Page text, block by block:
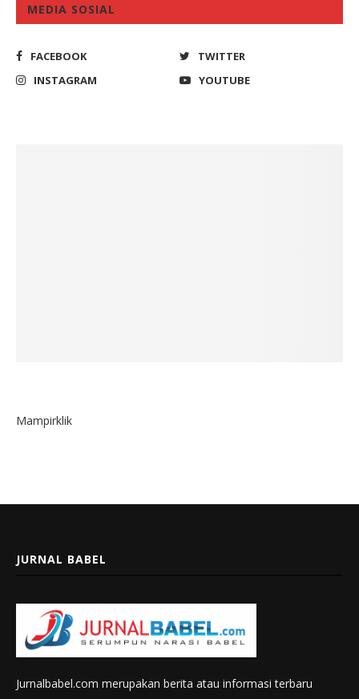
MEDIA SOSIAL
FACEBOOK
TWITTER
INSTAGRAM
YOUTUBE
Mampirklik
JURNAL BABEL
Jurnalbabel.com merupakan berita atau informasi terbaru